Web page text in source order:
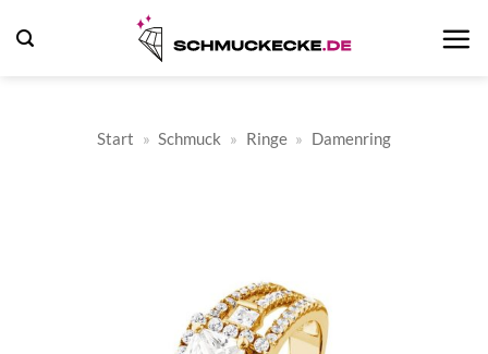
Inhalt
Start » Schmuck » Ringe » Damenring